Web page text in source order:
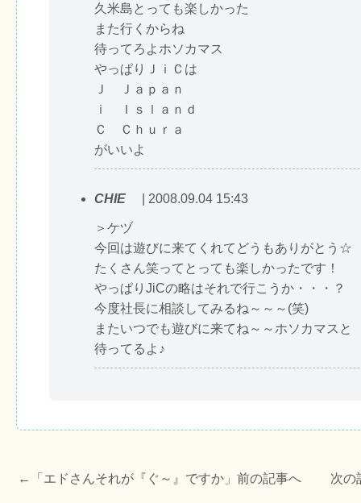
久米島とっても楽しかった
また行くからね
待ってろよホソカマス
やっぱりＪｉＣは
Ｊ Ｊａｐａｎ
ｉ Ｉｓｌａｎｄ
Ｃ Ｃｈｕｒａ
がいいよ
CHIE | 2008.09.04 15:43
＞ケヅ
今回は遊びに来てくれてどうもありがとう☆
たくさん笑ってとっても楽しかったです！
やっぱりJiCの略はそれで行こうか・・・？
今度社長に相談してみるね～～～(笑)
またいつでも遊びに来てね～～ホソカマスと
待ってるよ♪
←「 エドさんそれが『ぐ～』ですか 」前の記事へ 次の